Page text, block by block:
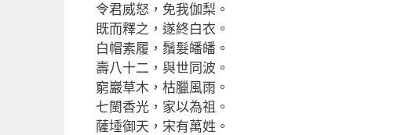
令君威怒，免我伽梨。
既而釋之，遂終白衣。
白帽素履，鬚髮皤皤。
壽八十二，與世同波。
窮巖草木，枯臘風雨。
七閩香光，家以為祖。
薩埵御天，宋有萬姓。